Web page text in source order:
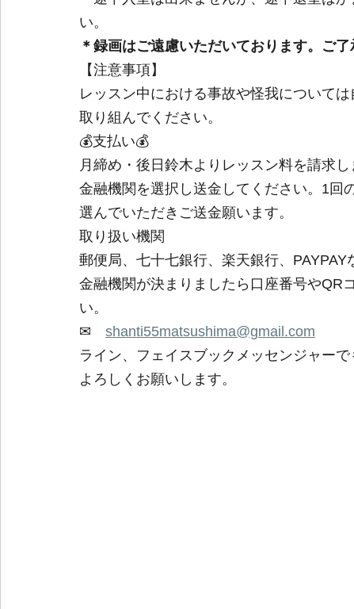
い。
＊録画はご遠慮いただいております。ご了
【注意事項】
レッスン中における事故や怪我について
取り組んでください。
💰支払い💰
月締め・後日鈴木よりレッスン料を請求
金融機関を選択し送金してください。1回
選んでいただきご送金願います。
取り扱い機関
郵便局、七十七銀行、楽天銀行、PAYPAY
金融機関が決まりましたら口座番号やQR
い。
✉ shanti55matsushima@gmail.com
ライン、フェイスブックメッセンジャーで
よろしくお願いします。